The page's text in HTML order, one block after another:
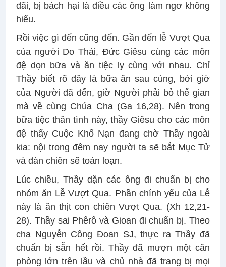
đãi, bị bách hại là điều các ông làm ngơ không
hiểu.
Rồi việc gì đến cũng đến. Gần đến lễ Vượt Qua
của người Do Thái, Đức Giêsu cùng các môn
đệ dọn bữa và ăn tiệc ly cùng với nhau. Chỉ
Thầy biết rõ đây là bữa ăn sau cùng, bởi giờ
của Người đã đến, giờ Người phải bỏ thế gian
mà về cùng Chúa Cha (Ga 16,28). Nên trong
bữa tiệc thân tình này, thầy Giêsu cho các môn
đệ thấy Cuộc Khổ Nạn đang chờ Thầy ngoài
kia: nội trong đêm nay người ta sẽ bắt Mục Tử
và đàn chiên sẽ toán loạn.
Lúc chiều, Thầy dặn các ông đi chuẩn bị cho
nhóm ăn Lễ Vượt Qua. Phần chính yếu của Lễ
này là ăn thịt con chiên Vượt Qua. (Xh 12,21-
28). Thầy sai Phêrô và Gioan đi chuẩn bị. Theo
cha Nguyễn Công Đoan SJ, thực ra Thầy đã
chuẩn bị sẵn hết rồi. Thầy đã mượn một căn
phòng lớn trên lầu và chủ nhà đã trang bị mọi